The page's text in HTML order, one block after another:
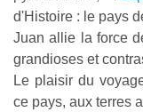
d'Histoire : le pays
Juan allie la force
grandioses et
Le plaisir du
ce pays, aux terres